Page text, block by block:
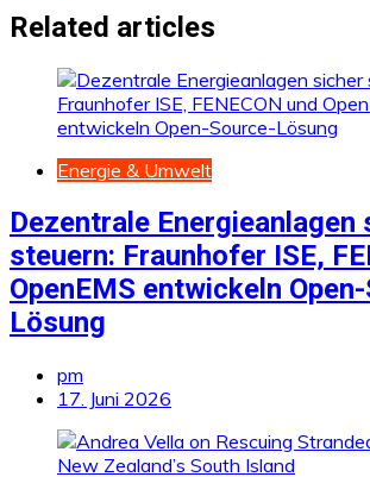
Related articles
Energie & Umwelt
Dezentrale Energieanlagen
steuern: Fraunhofer ISE,
OpenEMS entwickeln
Lösung
pm
17. Juni 2026